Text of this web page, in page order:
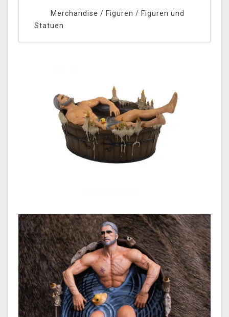
Merchandise / Figuren / Figuren und
Statuen